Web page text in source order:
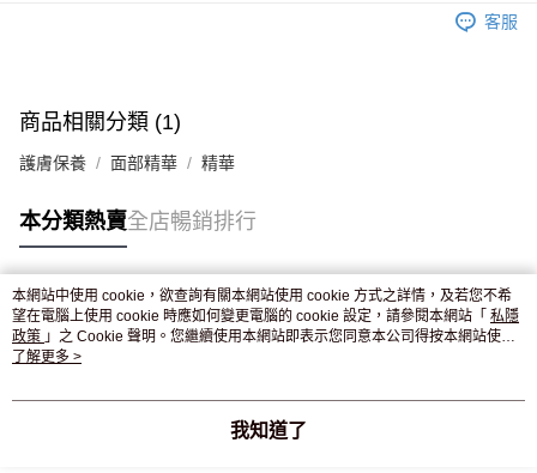
付款後門市自取，訂單確認後2-4個工作天到店，7天內取。逾期後
客服
商品相關分類 (1)
護膚保養 面部精華 精華
本分類熱賣全店暢銷排行
熱門標籤
熱銷排行
本網站中使用 cookie，欲查詢有關本網站使用 cookie 方式之詳情，及若您不希
望在電腦上使用 cookie 時應如何變更電腦的 cookie 設定，請參閱本網站「 私隱
政策 」之 Cookie 聲明。您繼續使用本網站即表示您同意本公司得按本網站使用
條款之 Cookie 聲明使用 cookie。
了解更多 >
我知道了